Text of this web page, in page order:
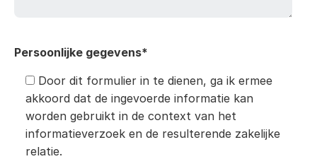
Persoonlijke gegevens*
Door dit formulier in te dienen, ga ik ermee
akkoord dat de ingevoerde informatie kan
worden gebruikt in de context van het
informatieverzoek en de resulterende zakelijke
relatie.